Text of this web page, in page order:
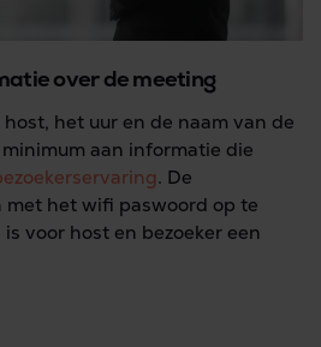
over de meeting
het uur en de naam van de
aan informatie die
. De
het wifi paswoord op te
voor host en bezoeker een